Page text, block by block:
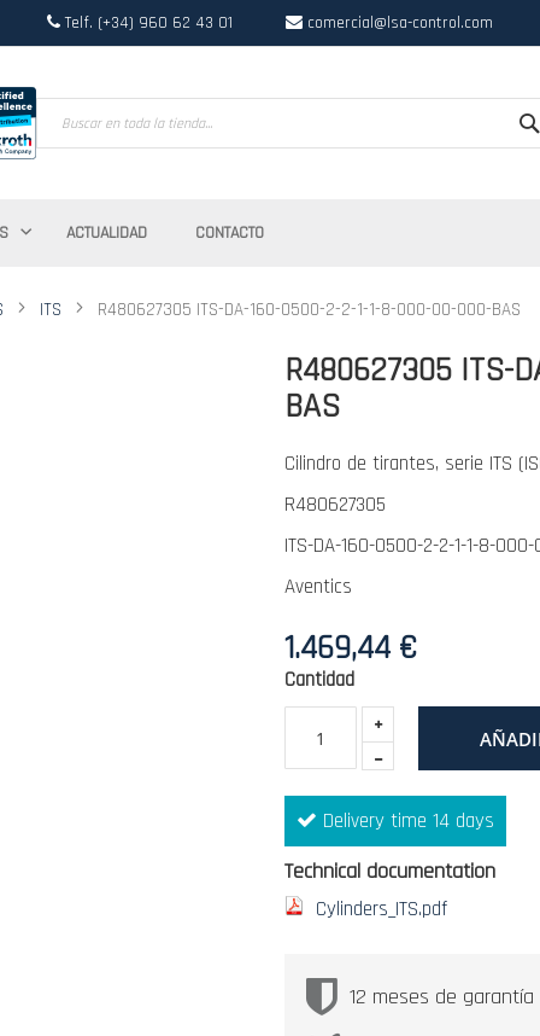
Telf. (+34) 960 62 43 01 comercial@lsa-control.com
ACTUALIDAD CONTACTO
ITS R480627305 ITS-DA-160-0500-2-2-1-1-8-000-00-000-BAS
R480627305 ITS-
BAS
Cilindro de tirantes, serie ITS
R480627305
ITS-DA-160-0500-2-2-1-1-8-
Aventics
1.469,44 €
Cantidad
Delivery time 14 days
Technical documentation
Cylinders_ITS.pdf
12 meses de garantía